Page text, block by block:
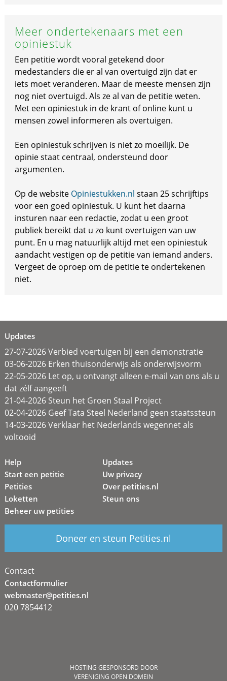
Meer ondertekenaars met een
opiniestuk
Een petitie wordt vooral getekend door
medestanders die er al van overtuigd zijn dat er
iets moet veranderen. Maar de meeste mensen zijn
nog niet overtuigd. Als ze al van de petitie weten.
Met een opiniestuk in de krant of online kunt u
mensen zowel informeren als overtuigen.
Een opiniestuk schrijven is niet zo moeilijk. De
opinie staat centraal, ondersteund door
argumenten.
Op de website Opiniestukken.nl staan 25 schrijftips
voor een goed opiniestuk. U kunt het daarna
insturen naar een redactie, zodat u een groot
publiek bereikt dat u zo kunt overtuigen van uw
punt. En u mag natuurlijk altijd met een opiniestuk
aandacht vestigen op de petitie van iemand anders.
Vergeet de oproep om de petitie te ondertekenen
niet.
Updates
27-07-2026 Verbied voertuigen bij een demonstratie
03-06-2026 Erken thuisonderwijs als onderwijsvorm
22-05-2026 Let op, u ontvangt alleen e-mail van ons als u
dat zélf aangeeft
21-04-2026 Steun het Groen Staal Project
02-04-2026 Geef Tata Steel Nederland geen staatssteun
14-03-2026 Verklaar het Nederlands wegennet als
voltooid
Help
Start een petitie
Petities
Loketten
Beheer uw petities
Updates
Uw privacy
Over petities.nl
Steun ons
Doneer en steun Petities.nl
Contact
Contactformulier
webmaster@petities.nl
020 7854412
HOSTING GESPONSORD DOOR
VERENIGING OPEN DOMEIN